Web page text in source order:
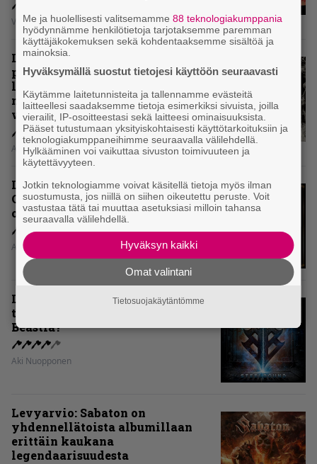
Vesa Siltanen
Levyarvio: Coronerin
paluualbumi 32 vuotta edellisen
levytyksen jälkeen ei voi
mitenkään täyttää odotuksia. Vai
voiko?
Aki Nuopponen
Levyarvio: Dirkschneider & The
Old Gang -albumista ei aina tiedä,
onko se tosissaan tehty vai ei
Aki Nuopponen
Levyarvio: Onko Steelbound jo
täydellisintä mahdollista Battle
Beastia?
Aki Nuopponen
Levyarvio: Sabaton on
yhdennellätoista albumillaan
erittäin kaukana
legendaarisuudesta
Me ja huolellisesti valitsemamme88 teknologiakumppania
hyödynnämme henkilötietoja tarjotaksemme paremman
käyttäjäkokemuksen sekä kohdentaaksemme sisältöä ja
mainoksia.
Hyväksymällä suostut tietojesi käyttöön seuraavasti
Käytämme laitetunnisteita ja tallennamme evästeitä
laitteellesi saadaksemme tietoja esimerkiksi sivuista, joilla
vierailit, IP-osoitteestasi sekä laitteesi ominaisuuksista.
Pääset tutustumaan yksityiskohtaisesti käyttötarkoituksiin ja
teknologiakumppaneihimme seuraavalla välilehdellä.
Hylkääminen voi vaikuttaa sivuston toimivuuteen ja
käytettävyyteen.
Jotkin teknologiamme voivat käsitellä tietoja myös ilman
suostumusta, jos niillä on siihen oikeutettu peruste. Voit
vastustaa tätä tai muuttaa asetuksiasi milloin tahansa
seuraavalla välilehdellä.
Hyväksyn kaikki
Omat valintani
Tietosuojakäytäntömme